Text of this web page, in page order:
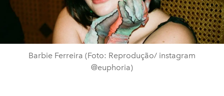
Barbie Ferreira (Foto: Reprodução/ instagram
@euphoria)